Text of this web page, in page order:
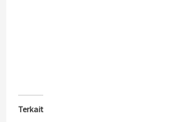
Terkait